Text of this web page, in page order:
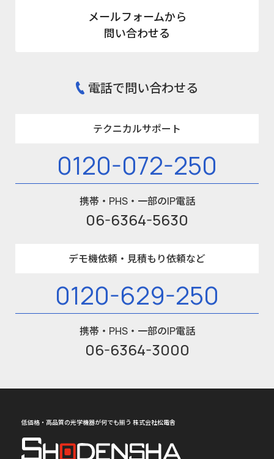
メールフォームから
問い合わせる
電話で問い合わせる
テクニカルサポート
0120-072-250
携帯・PHS・一部のIP電話
06-6364-5630
デモ機依頼・見積もり依頼など
0120-629-250
携帯・PHS・一部のIP電話
06-6364-3000
低価格・高品質の光学機器が何でも揃う 株式会社松電舎